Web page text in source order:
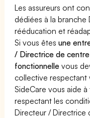
Les assureurs ont
dédiées à la
rééducation et
Si vous êtesune
/ Directrice de
fonctionnelle vous
collective
SideCare vous aide
respectant les
Directeur /